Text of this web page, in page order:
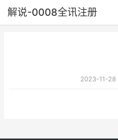
解说-0008全讯注册
2023-11-28